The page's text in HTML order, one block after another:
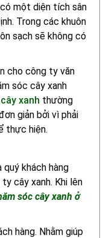
một diện tích sân
Trong các khuôn
sạch sẽ không có
cho công ty văn
sóc cây xanh
xanh thường
giản bởi vì phải
thực hiện.
khách hàng
cây xanh. Khi lên
sóc cây xanh ở
hàng. Nhằm giúp